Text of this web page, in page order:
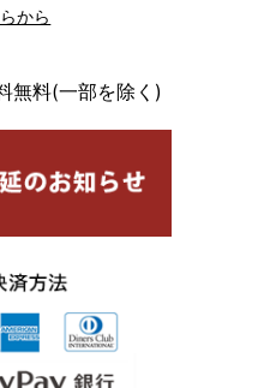
から
無料(一部を除く)